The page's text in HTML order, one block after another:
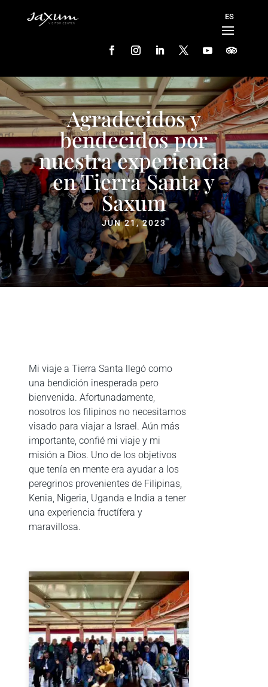
Agradecidos y
bendecidos por
nuestra experiencia
en Tierra Santa y
Saxum
JUN 21, 2023
Mi viaje a Tierra Santa llegó como
una bendición inesperada pero
bienvenida. Afortunadamente,
nosotros los filipinos no necesitamos
visado para viajar a Israel. Aún más
importante, confié mi viaje y mi
misión a Dios. Uno de los objetivos
que tenía en mente era ayudar a los
peregrinos provenientes de Filipinas,
Kenia, Nigeria, Uganda e India a tener
una experiencia fructífera y
maravillosa.